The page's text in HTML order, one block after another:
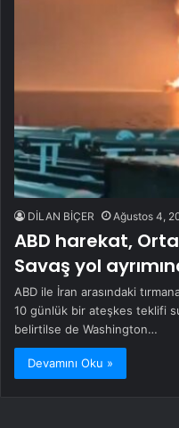
DİLAN BİÇER Ağustos 4,
ABD harekat,
Savaş yol
ABD ile İran arasındaki
10 günlük bir ateşkes teklifi
belirtilse de Washington…
Devamını Oku »